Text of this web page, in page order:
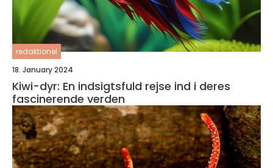
redaktionel
18. January 2024
Kiwi-dyr: En indsigtsfuld rejse ind i deres
fascinerende verden